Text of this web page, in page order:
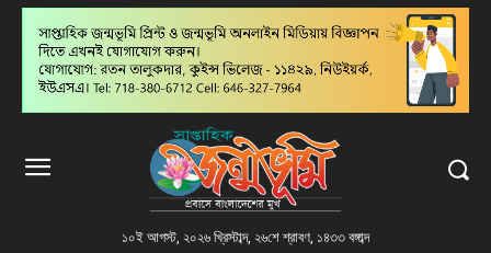
১০ই আগস্ট, ২০২৬ খ্রিস্টাব্দ, ২৬শে শ্রাবণ, ১৪৩৩ বঙ্গাব্দ